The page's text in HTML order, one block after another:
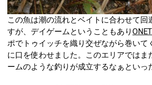
この魚は潮の流れとベイトに合わせて回
すが、デイゲームということもあり
ポでトゥイッチを織り交ぜながら巻いて
に口を使わせました。このエリアではま
ームのような釣りが成立するなぁといっ